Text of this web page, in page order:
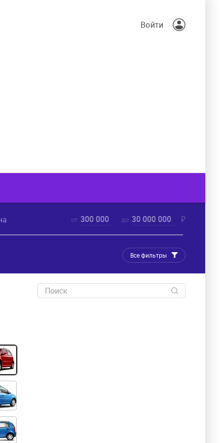
Войти
от 300 000 до 30 000 000 ₽
Все фильтры